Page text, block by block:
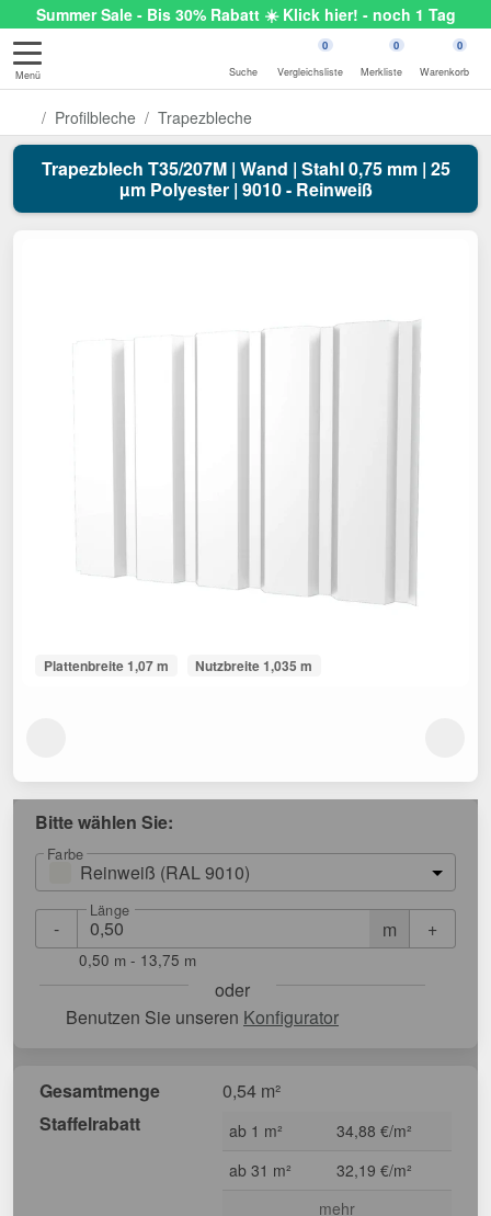
Summer Sale - Bis 30% Rabatt ☀️ Klick hier! - noch 1 Tag
Menü Suche
0
Vergleichsliste
0
Merkliste
0
Warenkorb
Profilbleche Trapezbleche
Trapezblech T35/207M | Wand | Stahl 0,75 mm | 25
µm Polyester | 9010 - Reinweiß
Plattenbreite 1,07 m Nutzbreite 1,035 m
Bitte wählen Sie:
Farbe
Reinweiß (RAL 9010)
- m
Länge
+
0,50 m - 13,75 m
oder
Benutzen Sie unseren Konfigurator
Gesamtmenge
0,54 m²
Staffelrabatt
ab 1 m²
34,88 €/m²
ab 31 m²
32,19 €/m²
mehr